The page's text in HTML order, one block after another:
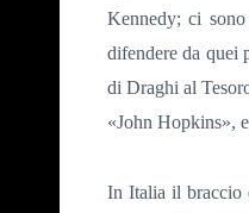
Kennedy; ci
difendere da quei
di Draghi al
«John Hopkins»,
In Italia il braccio